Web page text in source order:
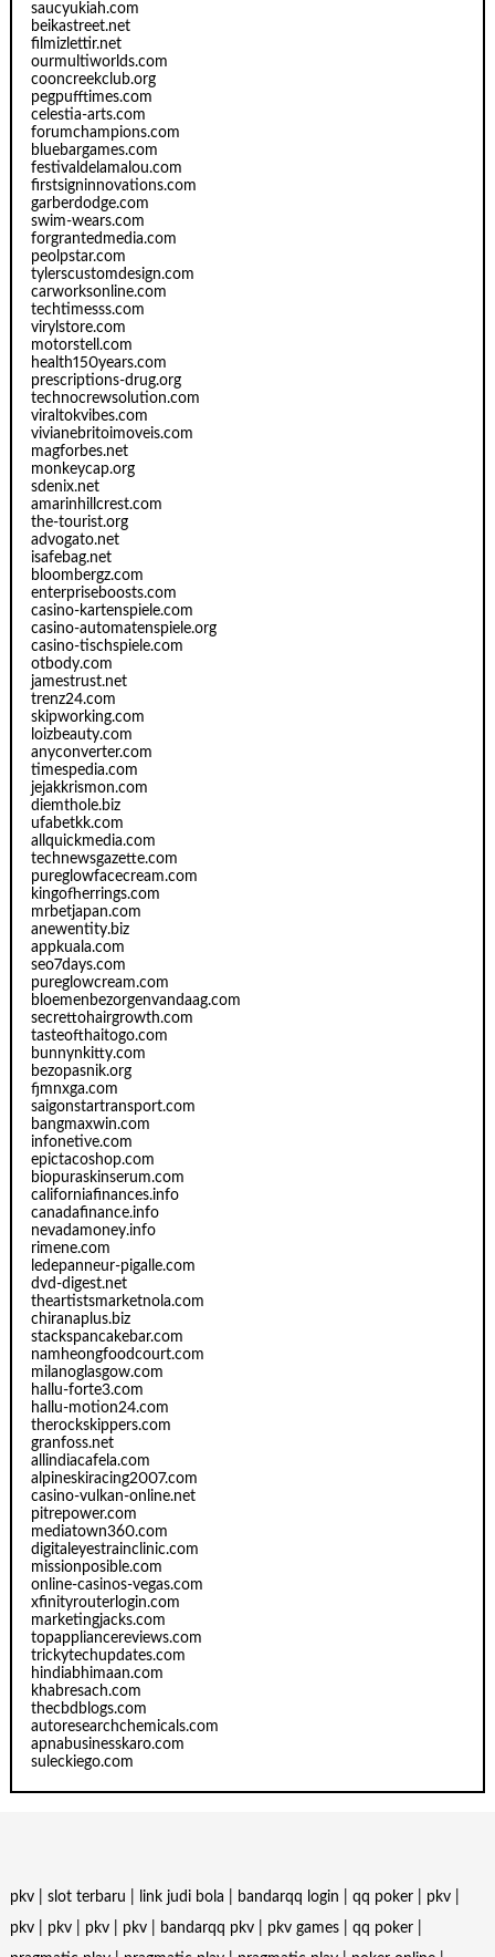
saucyukiah.com
beikastreet.net
filmizlettir.net
ourmultiworlds.com
cooncreekclub.org
pegpufftimes.com
celestia-arts.com
forumchampions.com
bluebargames.com
festivaldelamalou.com
firstsigninnovations.com
garberdodge.com
swim-wears.com
forgrantedmedia.com
peolpstar.com
tylerscustomdesign.com
carworksonline.com
techtimesss.com
virylstore.com
motorstell.com
health150years.com
prescriptions-drug.org
technocrewsolution.com
viraltokvibes.com
vivianebritoimoveis.com
magforbes.net
monkeycap.org
sdenix.net
amarinhillcrest.com
the-tourist.org
advogato.net
isafebag.net
bloombergz.com
enterpriseboosts.com
casino-kartenspiele.com
casino-automatenspiele.org
casino-tischspiele.com
otbody.com
jamestrust.net
trenz24.com
skipworking.com
loizbeauty.com
anyconverter.com
timespedia.com
jejakkrismon.com
diemthole.biz
ufabetkk.com
allquickmedia.com
technewsgazette.com
pureglowfacecream.com
kingofherrings.com
mrbetjapan.com
anewentity.biz
appkuala.com
seo7days.com
pureglowcream.com
bloemenbezorgenvandaag.com
secrettohairgrowth.com
tasteofthaitogo.com
bunnynkitty.com
bezopasnik.org
fjmnxga.com
saigonstartransport.com
bangmaxwin.com
infonetive.com
epictacoshop.com
biopuraskinserum.com
californiafinances.info
canadafinance.info
nevadamoney.info
rimene.com
ledepanneur-pigalle.com
dvd-digest.net
theartistsmarketnola.com
chiranaplus.biz
stackspancakebar.com
namheongfoodcourt.com
milanoglasgow.com
hallu-forte3.com
hallu-motion24.com
therockskippers.com
granfoss.net
allindiacafela.com
alpineskiracing2007.com
casino-vulkan-online.net
pitrepower.com
mediatown360.com
digitaleyestrainclinic.com
missionposible.com
online-casinos-vegas.com
xfinityrouterlogin.com
marketingjacks.com
topappliancereviews.com
trickytechupdates.com
hindiabhimaan.com
khabresach.com
thecbdblogs.com
autoresearchchemicals.com
apnabusinesskaro.com
suleckiego.com
pkv| slot terbaru link judi bola bandarqq login qq poker| pkv|
pkv| pkv| pkv| pkv| bandarqq pkv| pkv games| qq poker|